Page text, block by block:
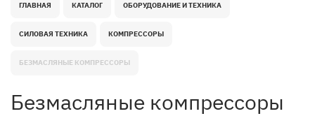
ГЛАВНАЯ КАТАЛОГ ОБОРУДОВАНИЕ И ТЕХНИКА
СИЛОВАЯ ТЕХНИКА КОМПРЕССОРЫ
БЕЗМАСЛЯНЫЕ КОМПРЕССОРЫ
Безмасляные компрессоры